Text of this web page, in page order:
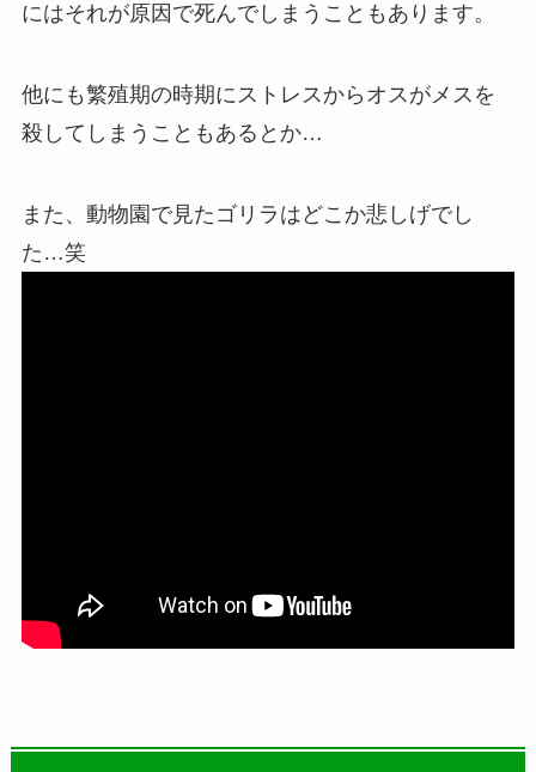
にはそれが原因で死んでしまうこともあります。
他にも繁殖期の時期にストレスからオスがメスを
殺してしまうこともあるとか…
また、動物園で見たゴリラはどこか悲しげでし
た…笑